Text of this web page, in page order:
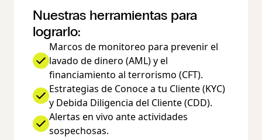
Nuestras herramientas para
lograrlo:
Marcos de monitoreo para prevenir el
lavado de dinero (AML) y el
financiamiento al terrorismo (CFT).
Estrategias de Conoce a tu Cliente (KYC)
y Debida Diligencia del Cliente (CDD).
Alertas en vivo ante actividades
sospechosas.